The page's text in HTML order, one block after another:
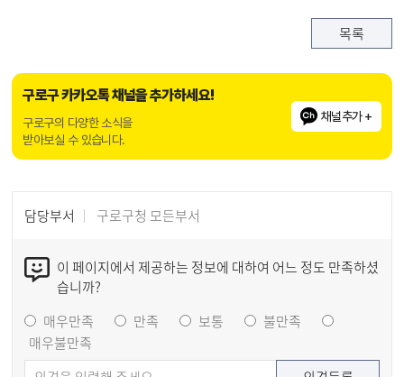
목록
구로구 카카오톡 채널을 추가하세요!
구로구의 다양한 소식을
받아보실 수 있습니다.
채널추가 +
담당부서 구로구청 모든부서
이 페이지에서 제공하는 정보에 대하여 어느 정도 만족하셨
습니까?
매우만족
만족 보통
불만족
매우불만족